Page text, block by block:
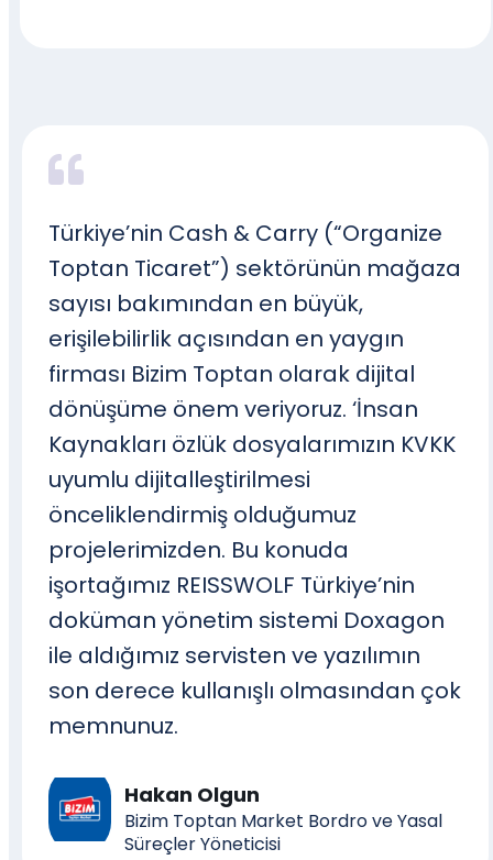
Türkiye’nin Cash & Carry (“Organize
Toptan Ticaret”) sektörünün mağaza
sayısı bakımından en büyük,
erişilebilirlik açısından en yaygın
firması Bizim Toptan olarak dijital
dönüşüme önem veriyoruz. ‘İnsan
Kaynakları özlük dosyalarımızın KVKK
uyumlu dijitalleştirilmesi
önceliklendirmiş olduğumuz
projelerimizden. Bu konuda
işortağımız REISSWOLF Türkiye’nin
doküman yönetim sistemi Doxagon
ile aldığımız servisten ve yazılımın
son derece kullanışlı olmasından çok
memnunuz.
Hakan Olgun
Bizim Toptan Market Bordro ve Yasal
Süreçler Yöneticisi